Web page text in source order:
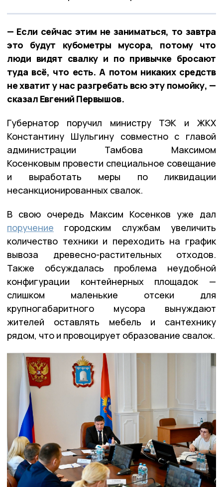
— Если сейчас этим не заниматься, то завтра
это будут кубометры мусора, потому что
люди видят свалку и по привычке бросают
туда всё, что есть. А потом никаких средств
не хватит у нас разгребать всю эту помойку, —
сказал Евгений Первышов.
Губернатор поручил министру ТЭК и ЖКХ
Константину Шульгину совместно с главой
администрации Тамбова Максимом
Косенковым провести специальное совещание
и выработать меры по ликвидации
несанкционированных свалок.
В свою очередь Максим Косенков уже дал
поручение городским службам увеличить
количество техники и переходить на график
вывоза древесно-растительных отходов.
Также обсуждалась проблема неудобной
конфигурации контейнерных площадок —
слишком маленькие отсеки для
крупногабаритного мусора вынуждают
жителей оставлять мебель и сантехнику
рядом, что и провоцирует образование свалок.